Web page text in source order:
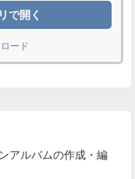
で開く
ード
アルバムの作成・編